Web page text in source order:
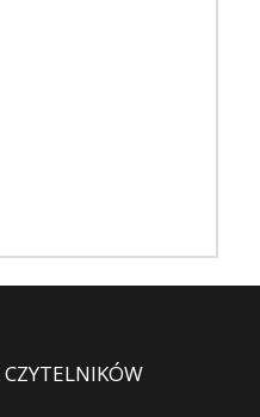
CZYTELNIKÓW